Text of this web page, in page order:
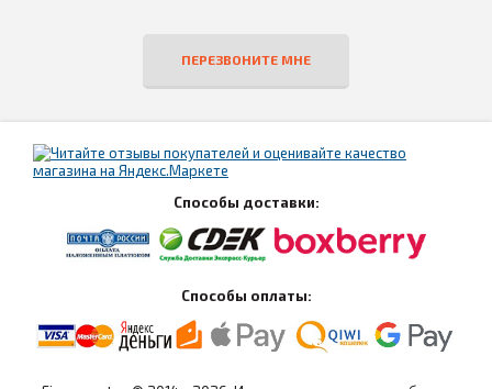
ПЕРЕЗВОНИТЕ МНЕ
Способы доставки:
Способы оплаты: